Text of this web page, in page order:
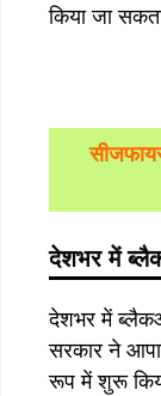
किया जा
देशभर में
देशभर में
सरकार ने
रूप में शुरू